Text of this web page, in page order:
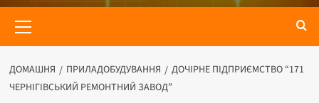
ДОМАШНЯ ПРИЛАДОБУДУВАННЯ
ДОЧІРНЕ ПІДПРИЄМСТВО “171
ЧЕРНІГІВСЬКИЙ РЕМОНТНИЙ ЗАВОД”